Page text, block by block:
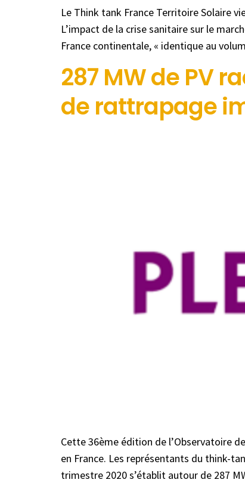
Le Think tank France Territoire Solaire
L’impact de la crise sanitaire sur le
France continentale, « identique au
287 MW de PV
de rattrapage
Cette 36ème édition de l’Observatoire
en France. Les représentants du think-
trimestre 2020 s’établit autour de 287